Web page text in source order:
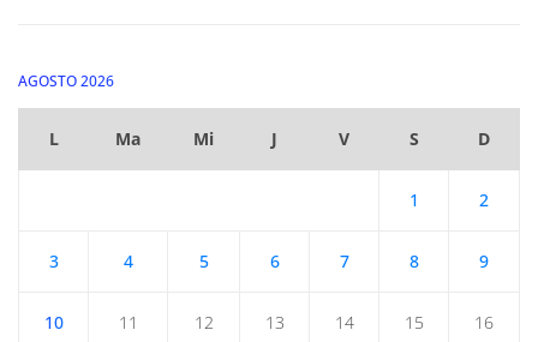
AGOSTO 2026
L Ma Mi J V S D
1 2
3 4 5 6 7 8 9
10 11 12 13 14 15 16